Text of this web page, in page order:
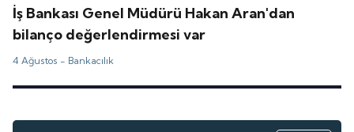
İş Bankası Genel Müdürü Hakan Aran'dan
bilanço değerlendirmesi var
4 Ağustos - Bankacılık